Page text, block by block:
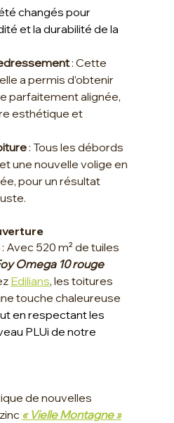
changés pour
et la durabilité de la
: Cette
a permis d’obtenir
parfaitement alignée,
esthétique et
: Tous les débords
une nouvelle volige en
pour un résultat
: Avec 520 m² de tuiles
Omega 10 rouge
Edilians, les toitures
touche chaleureuse
en respectant les
PLUi de notre
de nouvelles
« Vielle Montagne »